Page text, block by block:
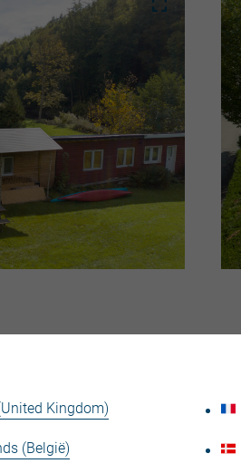
Kingdom)
(België)
Onze JI VB Slate 1000
Isolatie en Energie-
thermische isolatie,
Met